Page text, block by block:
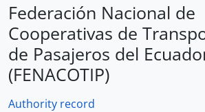
Federación Nacional de
Cooperativas de
de Pasajeros del
(FENACOTIP)
Authority record